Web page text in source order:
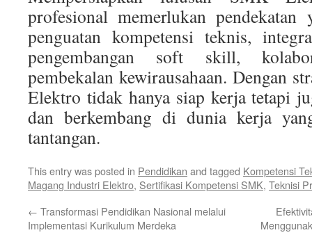
profesional memerlukan
penguatan kompetensi teknis,
pengembangan soft skill,
pembekalan kewirausahaan. Dengan
Elektro tidak hanya siap kerja tetapi
dan berkembang di dunia kerja
tantangan.
This entry was posted in Pendidikan and tagged Kompetensi
Magang Industri Elektro, Sertifikasi Kompetensi SMK, Teknisi
← Transformasi Pendidikan Nasional melalui
Implementasi Kurikulum Merdeka